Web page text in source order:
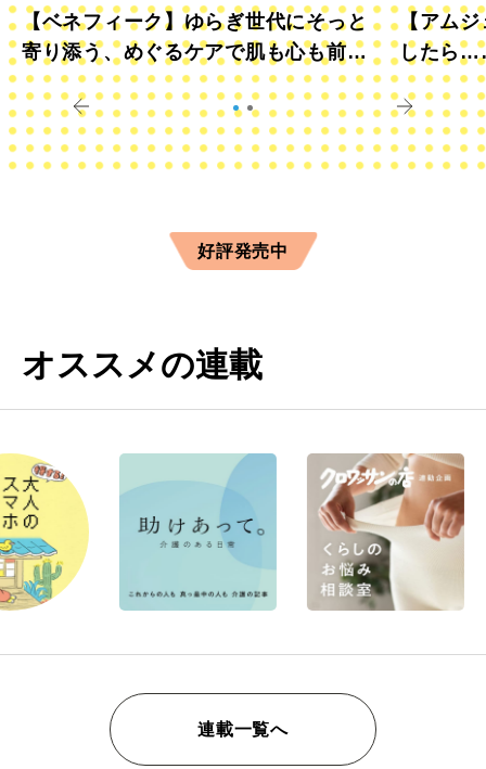
【ベネフィーク】ゆらぎ世代にそっと
寄り添う、めぐるケアで肌も心も前向
きに
【アムジ
したら
すか？
好評発売中
オススメの連載
連載一覧へ